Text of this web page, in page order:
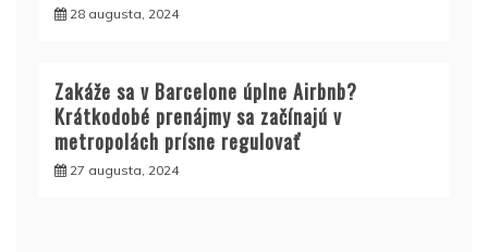
28 augusta, 2024
Zakáže sa v Barcelone úplne Airbnb?
Krátkodobé prenájmy sa začínajú v
metropolách prísne regulovať
27 augusta, 2024